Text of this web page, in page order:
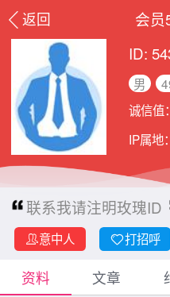
返回
会员
ID:
男
诚信值：
IP属地：
联系我请注明玫瑰ID
意中人 打招呼
资料 文章